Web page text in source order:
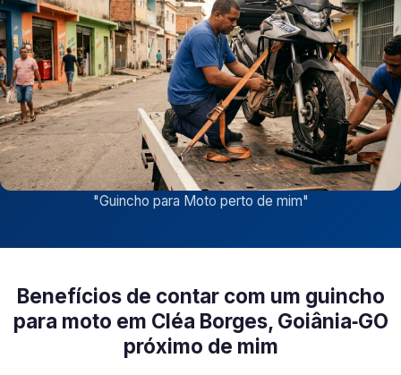
"Guincho para Moto perto de mim"
Benefícios de contar com um guincho
para moto em Cléa Borges, Goiânia‑GO
próximo de mim